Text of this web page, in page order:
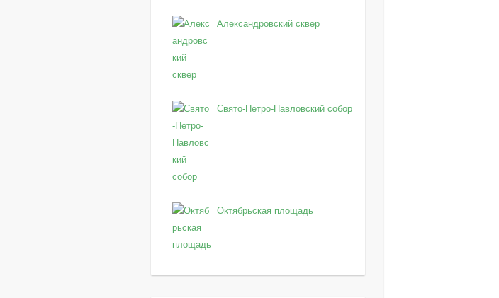
Александровский сквер
Свято-Петро-Павловский собор
Октябрьская площадь